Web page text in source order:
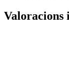
Valoracions